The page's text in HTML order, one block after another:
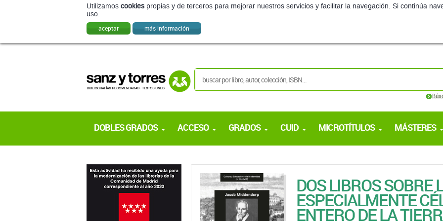
Utilizamos cookies propias y de terceros para mejorar nuestros servicios y facilitar la navegación. Si continúa
uso.
aceptar más información
DOBLES GRADOS ACCESO GRADOS CUID MICROTÍTULOS MÁSTERES
DOS LIBROS SOBRE
ESPECIALMENTE
ENTERO DE LA